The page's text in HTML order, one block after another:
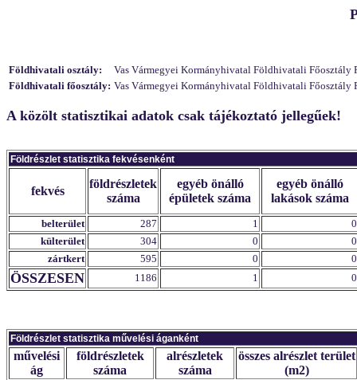
Földhivatali osztály:
Vas Vármegyei Kormányhivatal Földhivatali Főosztály
Földhivatali főosztály: Vas Vármegyei Kormányhivatal Földhivatali
A közölt statisztikai adatok csak tájékoztató jellegűek!
Földrészlet statisztika fekvésenként
fekvés
földrészletek
száma
egyéb önálló
épületek száma
egyéb önálló
lakások száma
belterület 287 1
0
külterület
304 0
0
zártkert
595 0 0
ÖSSZESEN 1186 1 0
Földrészlet statisztika művelési áganként
művelési
ág
földrészletek
száma
alrészletek
száma
összes alrészlet terület
(m2)